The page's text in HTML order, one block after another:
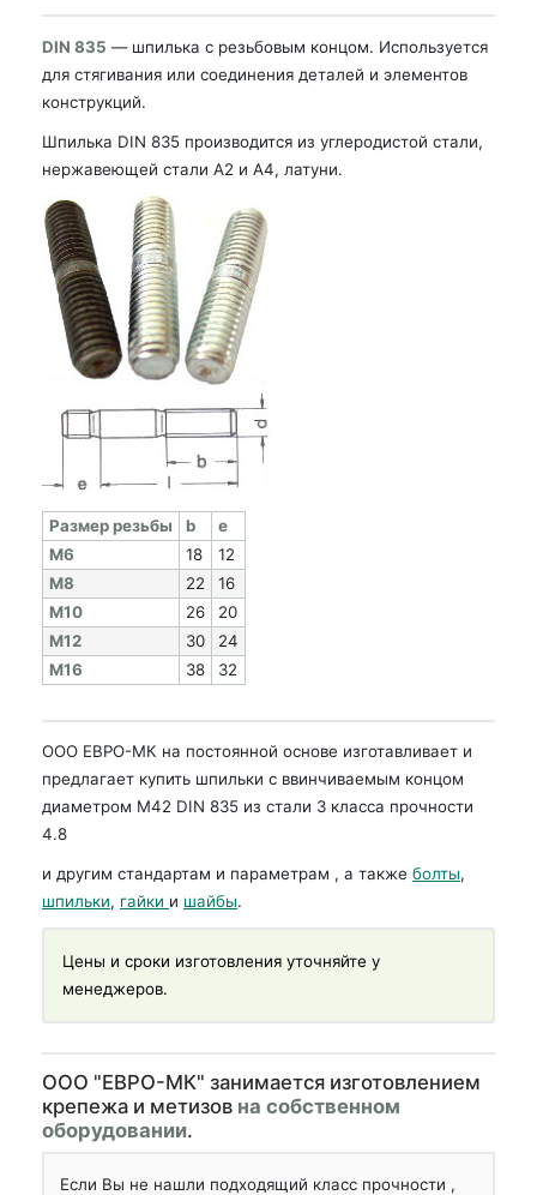
DIN 835 — шпилька с резьбовым концом. Используется
для стягивания или соединения деталей и элементов
конструкций.
Шпилька DIN 835 производится из углеродистой стали,
нержавеющей стали А2 и А4, латуни.
Раз­мер резь­бы b
e
M6
18
12
M8
22
16
M10
26
20
M12
30
24
M16
38 32
ООО ЕВРО-МК на постоянной основе изготавливает и
предлагает купить шпильки с ввинчиваемым концом
диаметром М42 DIN 835 из стали 3 класса прочности
4.8
и другим стандартам и параметрам , а также болты,
шпильки, гайки и шайбы.
Цены и сроки изготовления уточняйте у
менеджеров.
OOO "ЕВРО-МК" занимается изготовлением
крепежа и метизов на собственном
оборудовании.
Если Вы не нашли подходящий класс прочности ,